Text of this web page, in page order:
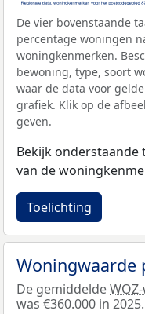
De vier bovenstaande
percentage woningen
woningkenmerken.
bewoning, type, soort
waar de data voor
grafiek. Klik op de
geven.
Bekijk
van de
Toelichting
Woningwaarde
De gemiddelde
was €360.000 in 2025.